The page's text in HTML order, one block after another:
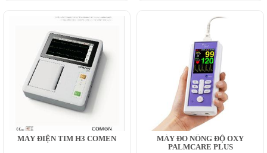
MÁY ĐIỆN TIM H3 COMEN
MÁY ĐO NỒNG ĐỘ OXY
PALMCARE PLUS